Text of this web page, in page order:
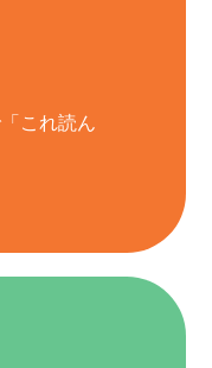
これ読ん